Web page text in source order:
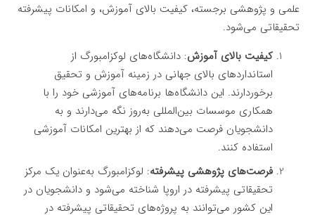
علمی و پژوهشی برجسته، کیفیت بالای آموزش، و امکانات پیشرفته
تحقیقاتی می‌شود.
کیفیت بالای آموزش: دانشگاه‌های لوکزامبورگ از
استانداردهای بالای جهانی در زمینه آموزش و تحقیق
برخوردارند. این دانشگاه‌ها برنامه‌های آموزشی خود را با
همکاری موسسات بین‌المللی به‌روز نگه می‌دارند و به
دانشجویان فرصت می‌دهند که از بهترین امکانات آموزشی
استفاده کنند.
فرصت‌های پژوهشی پیشرفته: لوکزامبورگ به‌عنوان یک مرکز
تحقیقاتی پیشرفته در اروپا شناخته می‌شود و دانشجویان در
این کشور می‌توانند به پروژه‌های تحقیقاتی پیشرفته در